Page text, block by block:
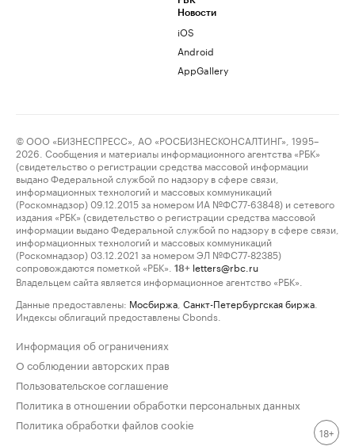
Новости
iOS
Android
AppGallery
© ООО «БИЗНЕСПРЕСС», АО «РОСБИЗНЕСКОНСАЛТИНГ», 1995–
2026. Сообщения и материалы информационного агентства «РБК»
(свидетельство о регистрации средства массовой информации
выдано Федеральной службой по надзору в сфере связи,
информационных технологий и массовых коммуникаций
(Роскомнадзор) 09.12.2015 за номером ИА №ФС77-63848) и сетевого
издания «РБК» (свидетельство о регистрации средства массовой
информации выдано Федеральной службой по надзору в сфере связи,
информационных технологий и массовых коммуникаций
(Роскомнадзор) 03.12.2021 за номером ЭЛ №ФС77-82385)
сопровождаются пометкой «РБК».
18+ letters@rbc.ru
Владельцем сайта является информационное агентство «РБК».
Данные предоставлены: Мосбиржа Санкт-Петербургская биржа
Индексы облигаций предоставлены Cbonds.
Информация об ограничениях
О соблюдении авторских прав
Пользовательское соглашение
Политика в отношении обработки персональных данных
Политика обработки файлов cookie
18+